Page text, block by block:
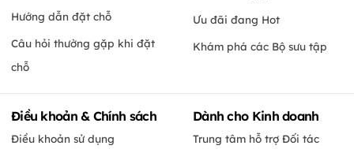
Hướng dẫn đặt chỗ
Câu hỏi thường gặp khi đặt
chỗ
Ưu đãi đang Hot
Khám phá các Bộ sưu tập
Điều khoản & Chính sách
Điều khoản sử dụng
Dành cho Kinh doanh
Trung tâm hỗ trợ Đối tác